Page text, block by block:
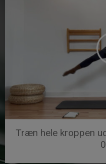
Træn hele kroppen